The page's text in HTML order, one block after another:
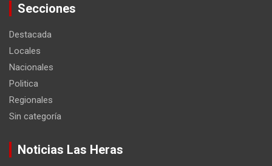
Secciones
Destacada
Locales
Nacionales
Politica
Regionales
Sin categoría
Noticias Las Heras